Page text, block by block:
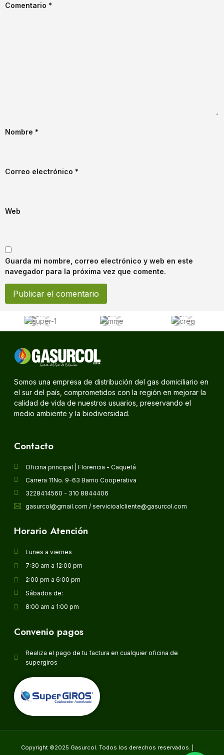
Comentario *
Nombre *
Correo electrónico *
Web
Guarda mi nombre, correo electrónico y web en este
navegador para la próxima vez que comente.
Somos una empresa de distribución del gas domiciliario en
el sur del país, comprometidos con la región en mejorar la
calidad de vida de nuestros usuarios, preservando el
medio ambiente y la biodiversidad.
Contacto
Oficina principal | Florencia - Caquetá
Carrera 11No. 9-63 Barrio Cooperativa
3228414560 - 310 8844406
gasurcol@gmail.com / servicioalcliente@gasurcol.com
Horario Atención
Lunes a viernes
7:30 am a 12:00 pm
2:00 pm a 6:00 pm
Sábados de:
8:00 am a 1:00 pm
Convenio pagos
Realiza el pago de tu factura en cualquier oficina de
supergiros
Copyright ©2025 Gasurcol. Todos los derechos reservados. |